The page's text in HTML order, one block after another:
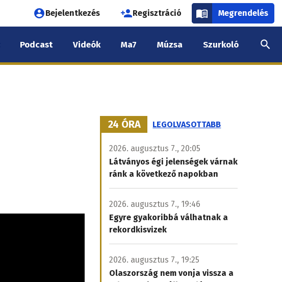
Felhasználói
fiók
menüje
Bejelentkezés Regisztráció Megrendelés
Podcast Videók Ma7 Múzsa Szurkoló
24 ÓRA LEGOLVASOTTABB
2026. augusztus 7., 20:05
Látványos égi jelenségek várnak
ránk a következő napokban
2026. augusztus 7., 19:46
Egyre gyakoribbá válhatnak a
rekordkisvizek
2026. augusztus 7., 19:25
Olaszország nem vonja vissza a